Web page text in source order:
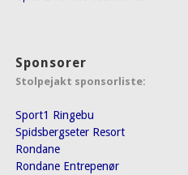
Sponsorer
Stolpejakt sponsorliste:
Sport1 Ringebu
Spidsbergseter Resort
Rondane
Rondane Entrepenør